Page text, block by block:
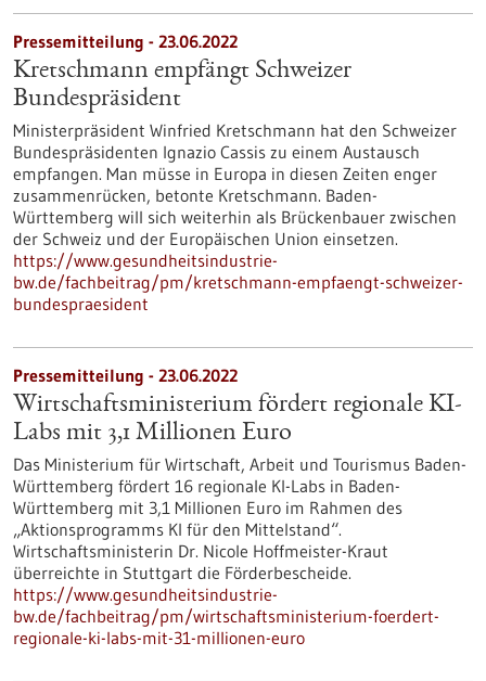
Pressemitteilung - 23.06.2022
Kretschmann empfängt Schweizer
Bundespräsident
Ministerpräsident Winfried Kretschmann hat den Schweizer
Bundespräsidenten Ignazio Cassis zu einem Austausch
empfangen. Man müsse in Europa in diesen Zeiten enger
zusammenrücken, betonte Kretschmann. Baden-
Württemberg will sich weiterhin als Brückenbauer zwischen
der Schweiz und der Europäischen Union einsetzen.
https://www.gesundheitsindustrie-
bw.de/fachbeitrag/pm/kretschmann-empfaengt-schweizer-
bundespraesident
Pressemitteilung - 23.06.2022
Wirtschaftsministerium fördert regionale KI-
Labs mit 3,1 Millionen Euro
Das Ministerium für Wirtschaft, Arbeit und Tourismus Baden-
Württemberg fördert 16 regionale KI-Labs in Baden-
Württemberg mit 3,1 Millionen Euro im Rahmen des
„Aktionsprogramms KI für den Mittelstand“.
Wirtschaftsministerin Dr. Nicole Hoffmeister-Kraut
überreichte in Stuttgart die Förderbescheide.
https://www.gesundheitsindustrie-
bw.de/fachbeitrag/pm/wirtschaftsministerium-foerdert-
regionale-ki-labs-mit-31-millionen-euro